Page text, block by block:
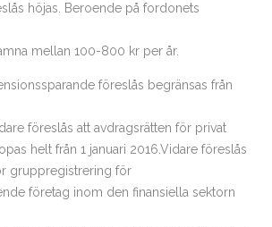
höjas. Beroende på fordonets
mellan 100-800 kr per år.
föreslås begränsas från
föreslås att avdragsrätten för privat
helt från 1 januari 2016.Vidare föreslås
gruppregistrering för
företag inom den finansiella sektorn